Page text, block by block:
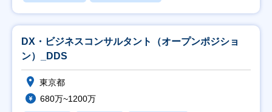
DX・ビジネスコンサルタント（オープンポジショ
ン）_DDS
東京都
680万~1200万